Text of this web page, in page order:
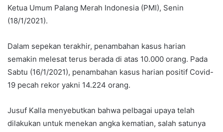
Ketua Umum Palang Merah Indonesia (PMI), Senin
(18/1/2021).
Dalam sepekan terakhir, penambahan kasus harian
semakin melesat terus berada di atas 10.000 orang. Pada
Sabtu (16/1/2021), penambahan kasus harian positif Covid-
19 pecah rekor yakni 14.224 orang.
Jusuf Kalla menyebutkan bahwa pelbagai upaya telah
dilakukan untuk menekan angka kematian, salah satunya